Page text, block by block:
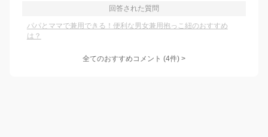
回答された質問
パパとママで兼用できる！便利な男女兼用抱っこ紐のおすすめ
は？
全てのおすすめコメント (4件) >